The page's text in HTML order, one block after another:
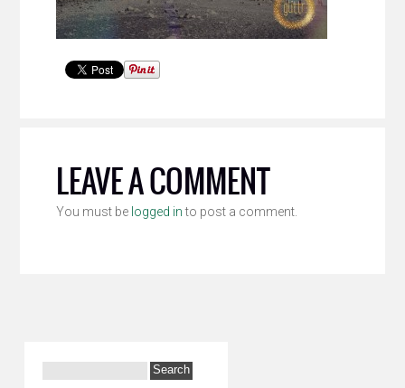
LEAVE A COMMENT
You must be logged into post a comment.